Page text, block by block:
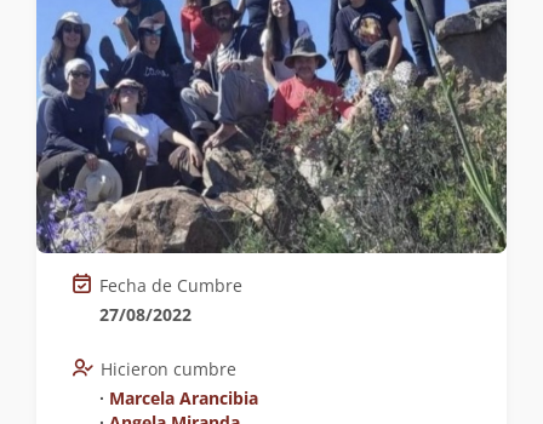
Fecha de Cumbre
27/08/2022
Hicieron cumbre
∙ Marcela Arancibia